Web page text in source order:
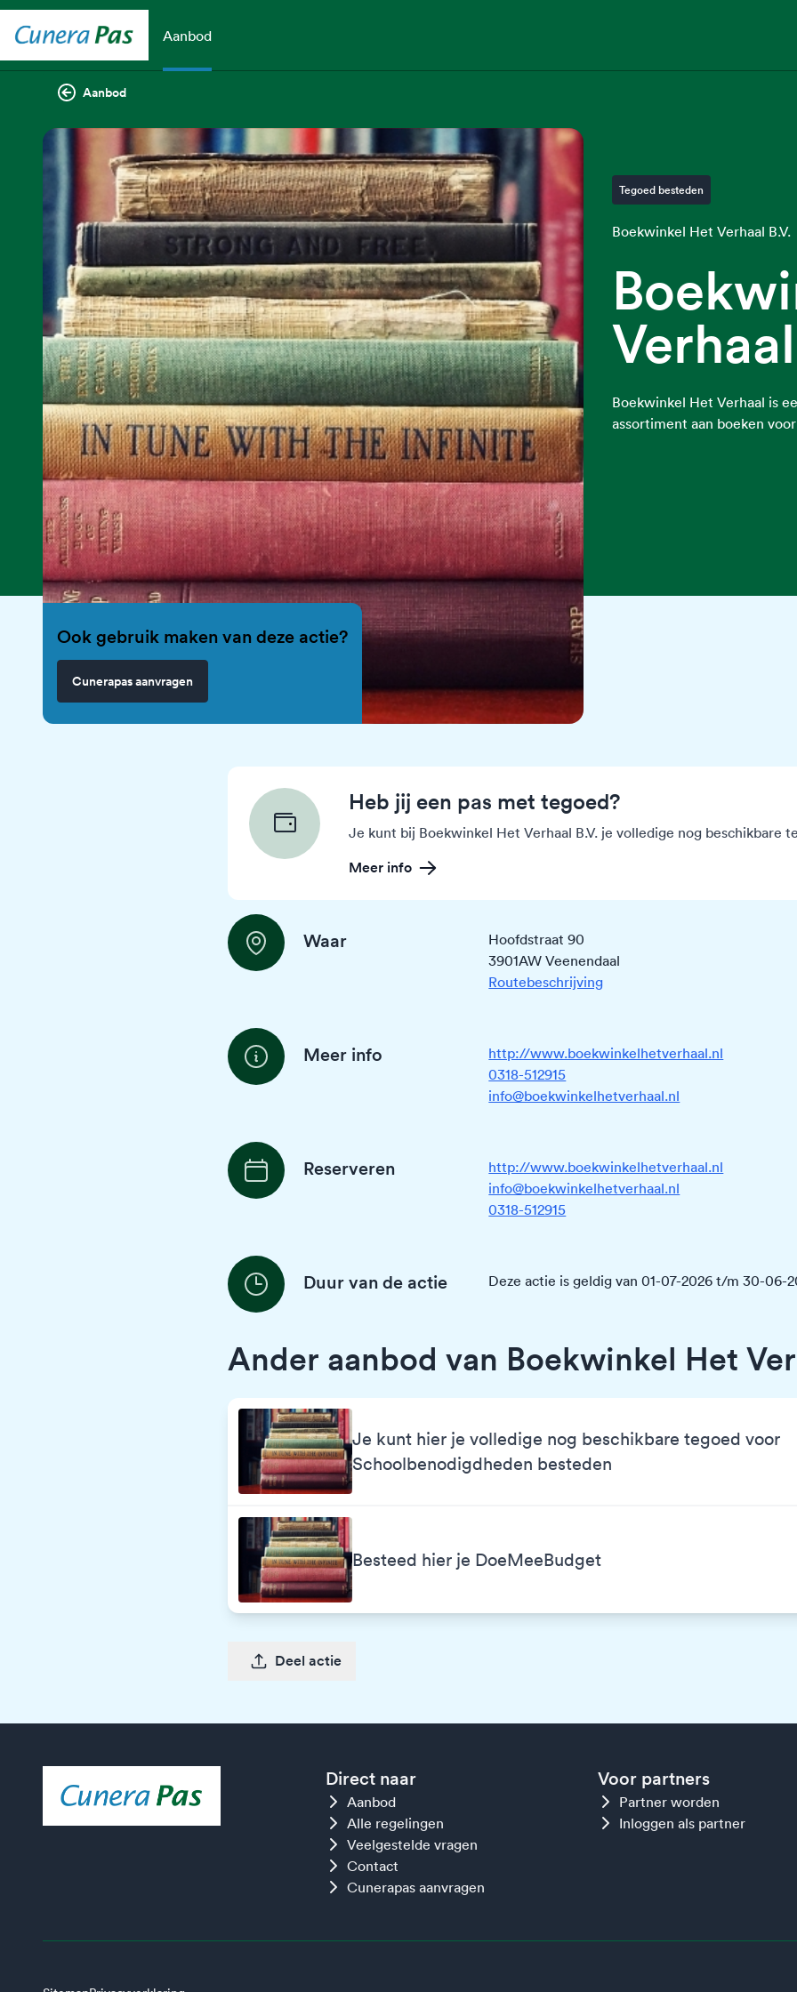
Aanbod
Aanbod
Tegoed besteden
Boekwinkel Het Verhaal B.V.
Boekwinkel Het Verhaal is
assortiment aan boeken
Ook gebruik maken van deze actie?
Cunerapas aanvragen
Heb jij een pas met tegoed?
Je kunt bij Boekwinkel Het Verhaal B.V. je volledige nog beschikbare
Meer info
Waar
Hoofdstraat 90
3901AW Veenendaal
Routebeschrijving
Meer info
http://www.boekwinkelhetverhaal.nl
0318-512915
info@boekwinkelhetverhaal.nl
Reserveren
http://www.boekwinkelhetverhaal.nl
info@boekwinkelhetverhaal.nl
0318-512915
Duur van de actie Deze actie is geldig van 01-07-2026 t/m 30-06-
Ander aanbod van Boekwinkel Het
Je kunt hier je volledige nog beschikbare tegoed voor
Schoolbenodigdheden besteden
Besteed hier je DoeMeeBudget
Deel actie
Direct naar
Aanbod
Alle regelingen
Veelgestelde vragen
Contact
Cunerapas aanvragen
Voor partners
Partner worden
Inloggen als partner